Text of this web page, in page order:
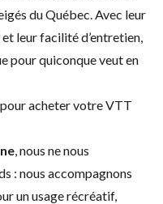
du Québec. Avec leur
leur facilité d’entretien,
pour quiconque veut en
acheter votre VTT
, nous ne nous
: nous accompagnons
un usage récréatif,